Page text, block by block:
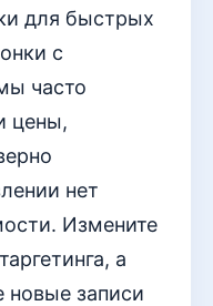
для быстрых
с
часто
цены,
нет
Измените
а
новые записи